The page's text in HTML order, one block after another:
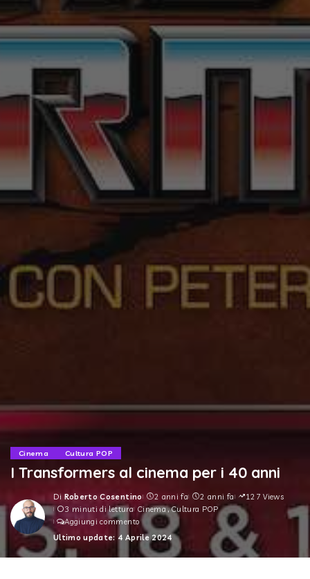
Cinema Cultura POP
I Transformers al cinema per i 40 anni
Posted
by
Di Roberto Cosentino 2 anni fa 2 anni fa
127 Views
3 minuti di lettura Cinema Cultura POP
Aggiungi commento
Ultimo update: 4 Aprile 2024